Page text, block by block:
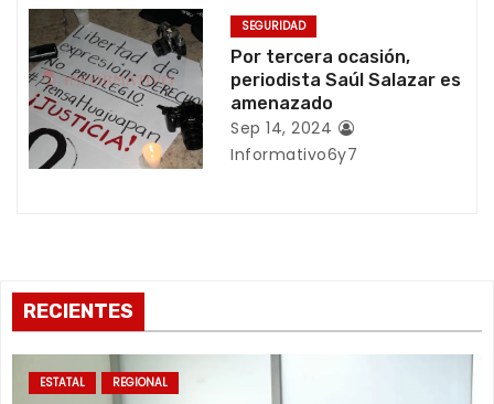
n
t
r
a
s
SEGURIDAD
Por tercera ocasión,
periodista Saúl Salazar es
amenazado
Sep 14, 2024
Informativo6y7
RECIENTES
ESTATAL REGIONAL